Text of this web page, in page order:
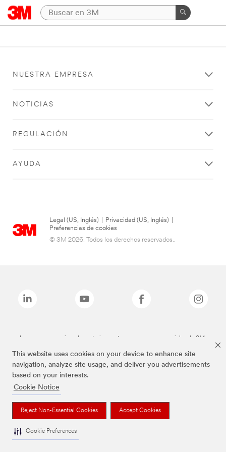
This website uses cookies on your device to enhance site
navigation, analyze site usage, and deliver you advertisements
based on your interests.
Cookie Notice
Reject Non-Essential Cookies Accept Cookies
Cookie Preferences
NUESTRA EMPRESA
NOTICIAS
REGULACIÓN
AYUDA
Legal (US, Inglés) Privacidad (US, Inglés)
Preferencias de cookies
© 3M 2026. Todos los derechos reservados..
Las marcas mencionadas anteriormente son marcas comerciales de 3M.